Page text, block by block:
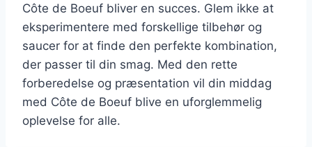
Côte de Boeuf bliver en succes. Glem ikke at
eksperimentere med forskellige tilbehør og
saucer for at finde den perfekte kombination,
der passer til din smag. Med den rette
forberedelse og præsentation vil din middag
med Côte de Boeuf blive en uforglemmelig
oplevelse for alle.